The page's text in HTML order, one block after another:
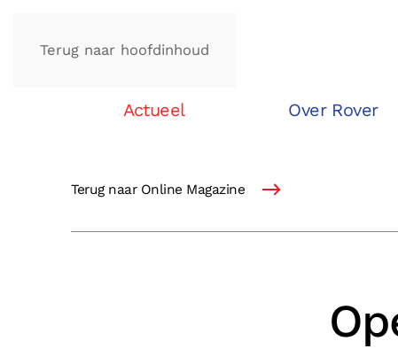
Terug naar hoofdinhoud
Actueel Over Rover
Terug naar Online Magazine